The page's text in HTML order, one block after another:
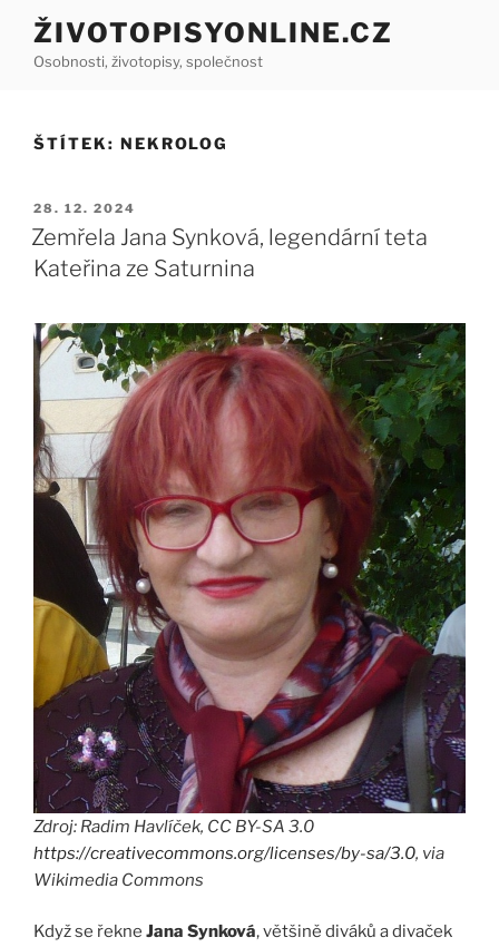
Přejít
obsahu
ŽIVOTOPISYONLINE.CZ
Osobnosti, životopisy, společnost
ŠTÍTEK: NEKROLOG
PUBLIKOVÁNO
28. 12. 2024
Zemřela Jana Synková, legendární teta
Kateřina ze Saturnina
Zdroj: Radim Havlíček, CC BY-SA 3.0
https://creativecommons.org/licenses/by-sa/3.0, via
Wikimedia Commons
Když se řekne Jana Synková, většině diváků a divaček